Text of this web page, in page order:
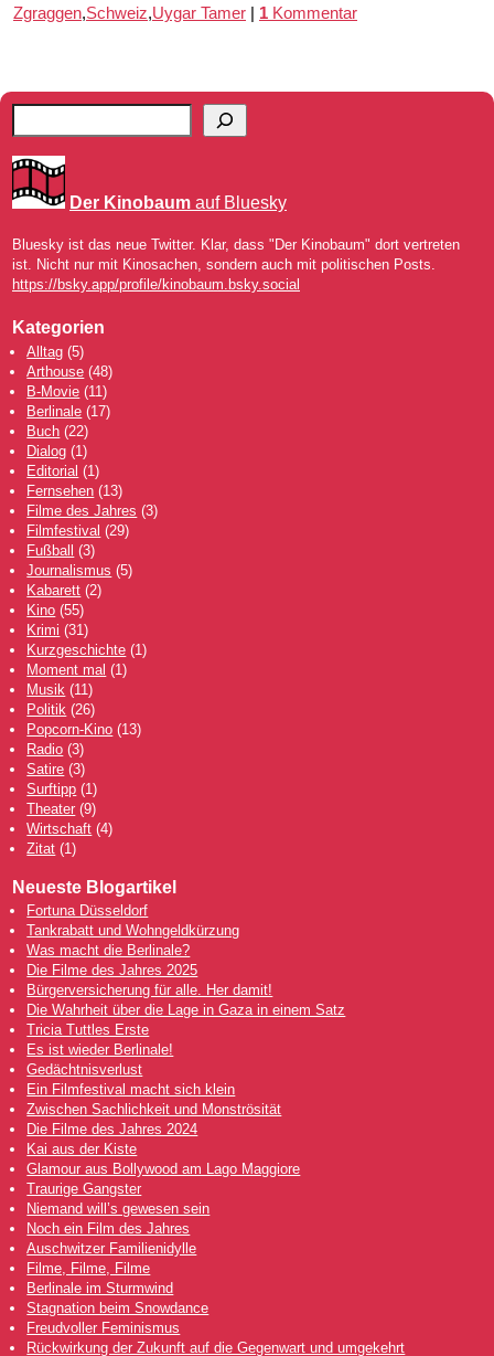
Zgraggen,Schweiz,Uygar Tamer 1 Kommentar
Der Kinobaum auf Bluesky
Bluesky ist das neue Twitter. Klar, dass "Der Kinobaum" dort vertreten
ist. Nicht nur mit Kinosachen, sondern auch mit politischen Posts.
https://bsky.app/profile/kinobaum.bsky.social
Kategorien
Alltag (5)
Arthouse (48)
B-Movie (11)
Berlinale (17)
Buch (22)
Dialog (1)
Editorial (1)
Fernsehen (13)
Filme des Jahres (3)
Filmfestival (29)
Fußball (3)
Journalismus (5)
Kabarett (2)
Kino (55)
Krimi (31)
Kurzgeschichte (1)
Moment mal (1)
Musik (11)
Politik (26)
Popcorn-Kino (13)
Radio (3)
Satire (3)
Surftipp (1)
Theater (9)
Wirtschaft (4)
Zitat (1)
Neueste Blogartikel
Fortuna Düsseldorf
Tankrabatt und Wohngeldkürzung
Was macht die Berlinale?
Die Filme des Jahres 2025
Bürgerversicherung für alle. Her damit!
Die Wahrheit über die Lage in Gaza in einem Satz
Tricia Tuttles Erste
Es ist wieder Berlinale!
Gedächtnisverlust
Ein Filmfestival macht sich klein
Zwischen Sachlichkeit und Monströsität
Die Filme des Jahres 2024
Kai aus der Kiste
Glamour aus Bollywood am Lago Maggiore
Traurige Gangster
Niemand will’s gewesen sein
Noch ein Film des Jahres
Auschwitzer Familienidylle
Filme, Filme, Filme
Berlinale im Sturmwind
Stagnation beim Snowdance
Freudvoller Feminismus
Rückwirkung der Zukunft auf die Gegenwart und umgekehrt